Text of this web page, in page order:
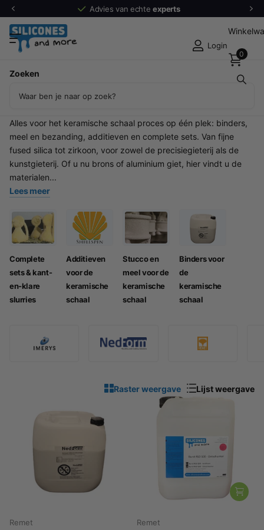
Advies van echteexperts
Zoeken
Login
0
Keramische schaal materialen voor de
verloren was methode (12)
Alles voor het keramische schaal proces op één plek: binders,
meel en bezanding, additieven en complete sets. Van fijne
fused silica tot zirkoon, voor zowel de precisiegieterij als de
kunstgieterij. Of u nu brons of aluminium giet, hier vindt u de
materialen...
Lees meer
Complete
sets & kant-
en-klare
slurries
Additieven
voor de
keramische
schaal
Stucco en
meel voor de
keramische
schaal
Binders voor
de
keramische
schaal
Raster weergave Lijst weergave
Remet Remet